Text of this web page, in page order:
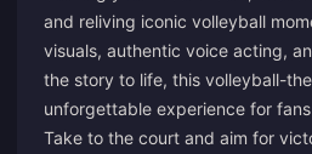
and reliving iconic volleyball
visuals, authentic voice acting,
the story to life, this volleyball-
unforgettable experience for
Take to the court and aim for